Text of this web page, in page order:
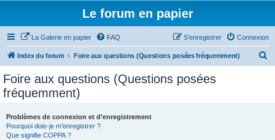
Le forum en papier
La Galerie en papier FAQ Connexion
S’enregistrer
Index du forum Foire aux questions (Questions posées fréquemment)
Foire aux questions (Questions posées
fréquemment)
Problèmes de connexion et d’enregistrement
Pourquoi dois-je m’enregistrer ?
Que signifie COPPA ?